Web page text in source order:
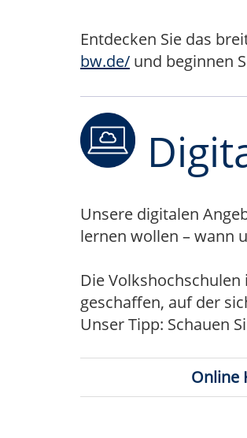
Entdecken Sie das
bw.de/ und beginnen
Unsere digitalen
lernen wollen – wann
Die
geschaffen, auf der
Unser Tipp: Schauen
Online